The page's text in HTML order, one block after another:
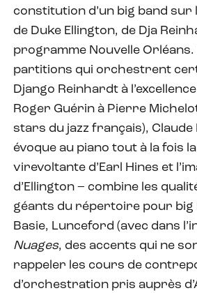
constitution d’un big band
de Duke Ellington, de Dja
programme Nouvelle Orléans.
partitions qui orchestrent
Django Reinhardt à
Roger Guérin à Pierre
stars du jazz français), Claude
évoque au piano tout à la fois
virevoltante d’Earl Hines et
d’Ellington – combine les
géants du répertoire pour big
Basie, Lunceford (avec dans
Nuages, des accents qui ne
rappeler les cours de
d’orchestration pris auprès